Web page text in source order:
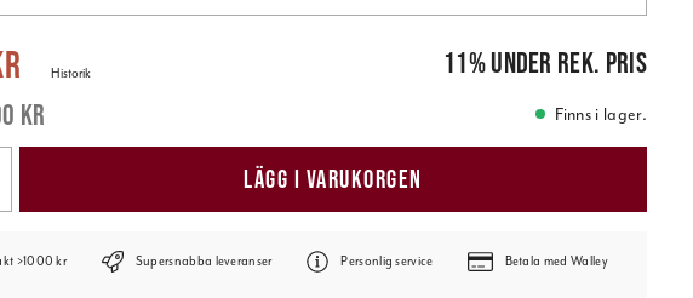
:
kr
Historik 11%under rek. pris
Finns i lager.
LÄGG I VARUKORGEN
>1000 kr Supersnabba leveranser Personlig service Betala med Walley